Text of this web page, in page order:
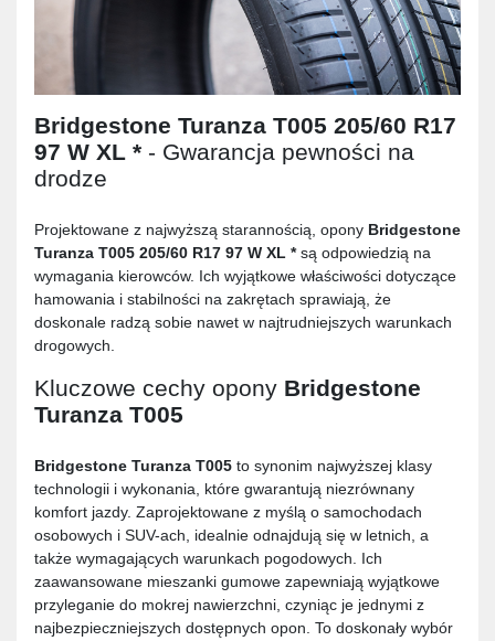
Bridgestone Turanza T005 205/60 R17
97 W XL * - Gwarancja pewności na
drodze
Projektowane z najwyższą starannością, opony Bridgestone
Turanza T005 205/60 R17 97 W XL *są odpowiedzią na
wymagania kierowców. Ich wyjątkowe właściwości dotyczące
hamowania i stabilności na zakrętach sprawiają, że
doskonale radzą sobie nawet w najtrudniejszych warunkach
drogowych.
Kluczowe cechy opony Bridgestone
Turanza T005
Bridgestone Turanza T005 to synonim najwyższej klasy
technologii i wykonania, które gwarantują niezrównany
komfort jazdy. Zaprojektowane z myślą o samochodach
osobowych i SUV-ach, idealnie odnajdują się w letnich, a
także wymagających warunkach pogodowych. Ich
zaawansowane mieszanki gumowe zapewniają wyjątkowe
przyleganie do mokrej nawierzchni, czyniąc je jednymi z
najbezpieczniejszych dostępnych opon. To doskonały wybór